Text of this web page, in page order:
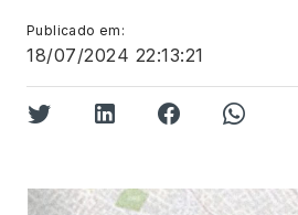
Publicado em:
18/07/2024 22:13:21